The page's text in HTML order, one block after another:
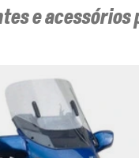
e acessórios